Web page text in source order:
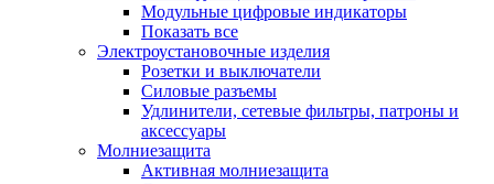
Модульные цифровые индикаторы
Показать все
Электроустановочные изделия
Розетки и выключатели
Силовые разъемы
Удлинители, сетевые фильтры, патроны и
аксессуары
Молниезащита
Активная молниезащита